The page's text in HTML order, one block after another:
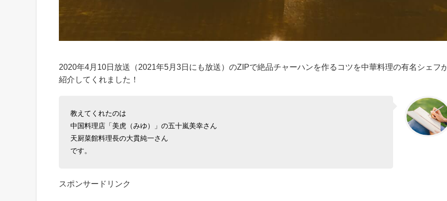
2020年4月10日放送（2021年5月3日にも放送）のZIPで絶品チャーハンを作るコツを中華料理の有名シェフ
紹介してくれました！
教えてくれたのは
中国料理店「美虎（みゆ）」の五十嵐美幸さん
天厨菜館料理長の大貫純一さん
です。
スポンサードリンク